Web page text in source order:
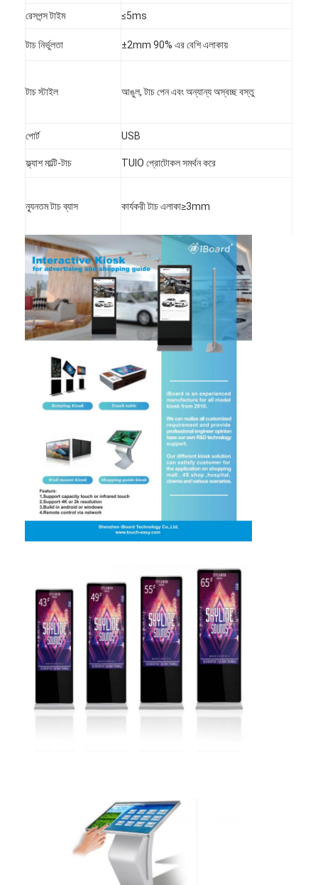
আইআর ইন্টারেক্টিভ হোয়াইটবোর্ড
ইন্টারেক্টিভ টাচ স্ক্রিন মনিটর
এলসিডি স্মার্ট বোর্ড
অল ইন ওয়ান ইন্টারেক্টিভ হোয়াইটবোর্ড
পোর্টেবল ইন্টারেক্টিভ হোয়াইটবোর্ড
বুদ্ধিমান ব্ল্যাকবোর্ড
ইন্টারেক্টিভ প্রজেক্টর বোর্ড
ইনফ্রারেড টাচ ফ্রেম
ভিজ্যুয়ালাইজার ডকুমেন্ট ক্যামেরা
প্রজেক্টর
টাওয়ার স্ক্রিন কিওস্কে
ডিজিটাল সাইনেজ
পোর্টেবল স্মার্ট স্ক্রিন
রেসপন্স টাইম ≤5ms
টাচ নির্ভুলতা ±2mm 90% এর বেশি এলাকায়
টাচ স্টাইল আঙুল, টাচ পেন এবং অন্যান্য অস্বচ্ছ বস্তু
পোর্ট USB
ফ্ল্যাশ মাল্টি-টাচ TUIO প্রোটোকল সমর্থন করে
ন্যূনতম টাচ ব্যাস কার্যকরী টাচ এলাকা≥3mm